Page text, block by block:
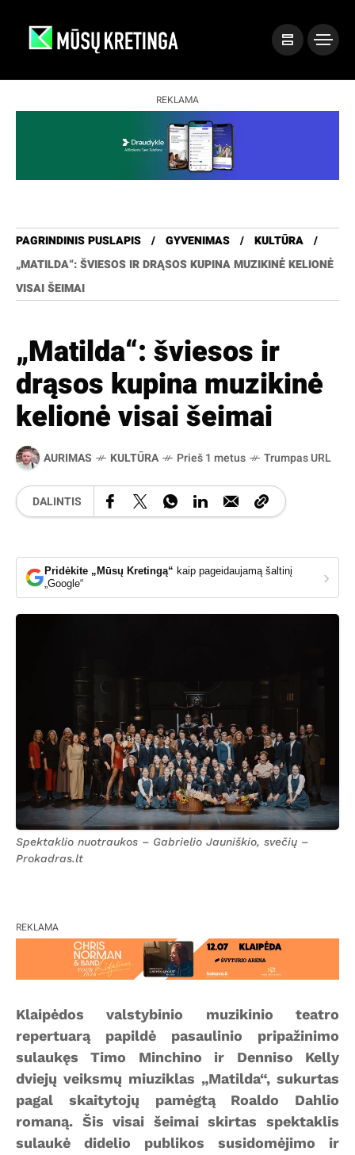
REKLAMA
PAGRINDINIS PUSLAPIS GYVENIMAS
KULTŪRA
„MATILDA“: ŠVIESOS IR DRĄSOS KUPINA MUZIKINĖ KELIONĖ
VISAI ŠEIMAI
„Matilda“: šviesos ir
drąsos kupina muzikinė
kelionė visai šeimai
AURIMAS KULTŪRA Prieš 1 metus Trumpas URL
DALINTIS
Pridėkite „Mūsų Kretingą“ kaip pageidaujamą šaltinį
„Google“
›
Spektaklio nuotraukos – Gabrielio Jauniškio, svečių –
Prokadras.lt
REKLAMA
Klaipėdos valstybinio muzikinio teatro
repertuarą papildė pasaulinio pripažinimo
sulaukęs Timo Minchino ir Denniso Kelly
dviejų veiksmų miuziklas „Matilda“, sukurtas
pagal skaitytojų pamėgtą Roaldo Dahlio
romaną. Šis visai šeimai skirtas spektaklis
sulaukė didelio publikos susidomėjimo ir